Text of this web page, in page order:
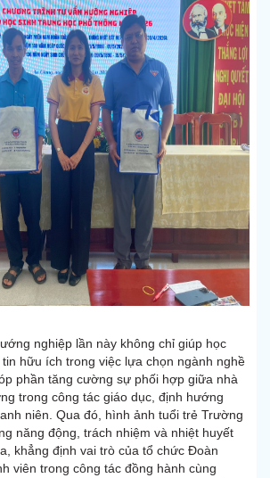
nghiệp lần này không chỉ giúp học
hữu ích trong việc lựa chọn ngành nghề
phần tăng cường sự phối hợp giữa nhà
trong công tác giáo dục, định hướng
niên. Qua đó, hình ảnh tuổi trẻ Trường
năng động, trách nhiệm và nhiệt huyết
khẳng định vai trò của tổ chức Đoàn
viên trong công tác đồng hành cùng